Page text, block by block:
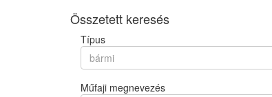
Összetett keresés
Típus
bármi
Műfaji megnevezés